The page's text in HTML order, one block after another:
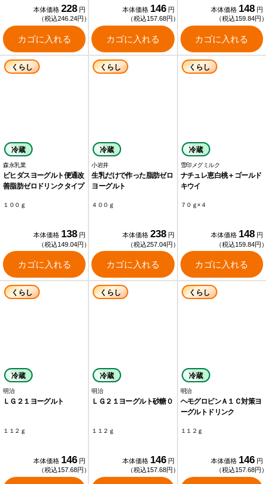
本体価格 228 円
（税込246.24円）
カゴに入れる
本体価格 146 円
（税込157.68円）
カゴに入れる
本体価格 148 円
（税込159.84円
カゴに入れる
くらし
冷蔵
森永乳業
ビヒダスヨーグルト便通改
善脂肪ゼロドリンクタイプ
１００ｇ
本体価格 138 円
（税込149.04円）
カゴに入れる
くらし
冷蔵
小岩井
生乳だけで作った脂肪ゼロ
ヨーグルト
４００ｇ
本体価格 238 円
（税込257.04円）
カゴに入れる
くらし
冷蔵
雪印メグミルク
ナチュレ恵白桃＋ゴールド
キウイ
７０ｇ×４
本体価格 148 円
（税込159.84円
カゴに入れる
くらし
冷蔵
明治
ＬＧ２１ヨーグルト
１１２ｇ
本体価格 146 円
（税込157.68円）
くらし
冷蔵
明治
ＬＧ２１ヨーグルト砂糖０
１１２ｇ
本体価格 146 円
（税込157.68円）
くらし
冷蔵
明治
ヘモグロビンＡ１Ｃ対策ヨ
ーグルトドリンク
１１２ｇ
本体価格 146 円
（税込157.68円